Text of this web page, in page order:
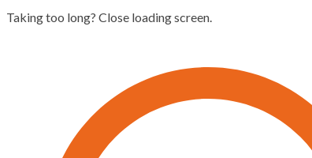
Taking too long? Close loading screen.